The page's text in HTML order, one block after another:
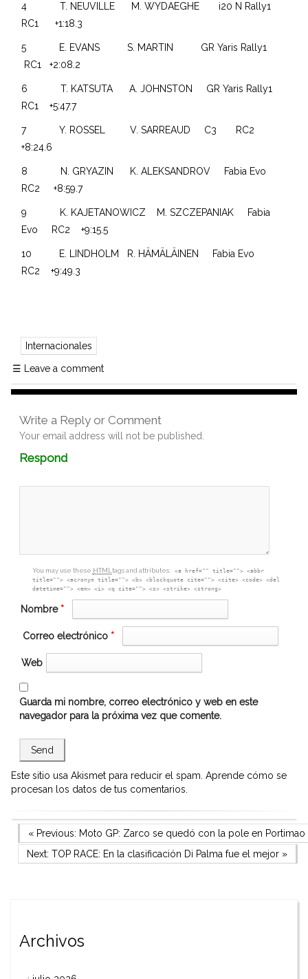
4 T. NEUVILLE M. WYDAEGHE i20 N Rally1
RC1 +1:18.3
5 E. EVANS S. MARTIN GR Yaris Rally1
RC1 +2:08.2
6 T. KATSUTA A. JOHNSTON GR Yaris Rally1
RC1 +5:47.7
7 Y. ROSSEL V. SARREAUD C3 RC2
+8:24.6
8 N. GRYAZIN K. ALEKSANDROV Fabia Evo
RC2 +8:59.7
9 K. KAJETANOWICZ M. SZCZEPANIAK Fabia
Evo RC2 +9:15.5
10 E. LINDHOLM R. HÄMÄLÄINEN Fabia Evo
RC2 +9:49.3
Internacionales
☰ Leave a comment
Write a Reply or Comment
Your email address will not be published.
RespondComment
box
You may use these HTMLtags and attributes:
<a href="" title=""> <abbr
title=""> <acronym title=""> <b> <blockquote cite=""> <cite> <code> <del
datetime=""> <em> <i> <q cite=""> <s> <strike> <strong>
Nombre *
Correo electrónico *
Web
Guarda mi nombre, correo electrónico y web en este
navegador para la próxima vez que comente.
Este sitio usa Akismet para reducir el spam. Aprende cómo se
procesan los datos de tus comentarios.
Navegación
de
Previous Post
« Previous: Moto GP: Zarco se quedó con la pole en Portimao
Next Post
Next: TOP RACE: En la clasificación Di Palma fue el mejor»
Archivos